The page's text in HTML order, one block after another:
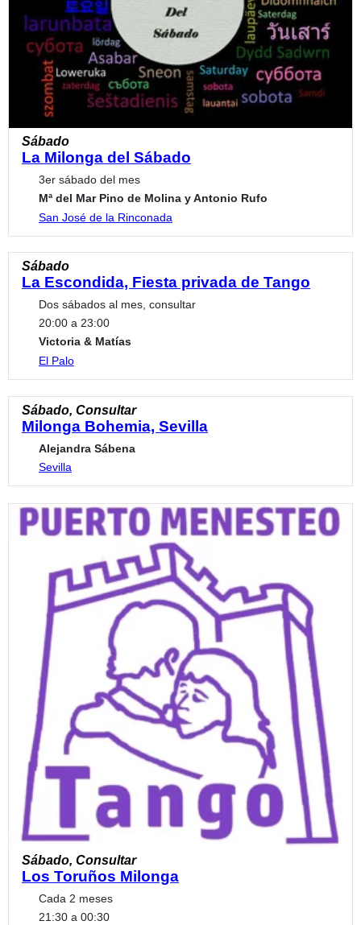
Sábado
La Milonga del Sábado
3er sábado del mes
Mª del Mar Pino de Molina y Antonio Rufo
San José de la Rinconada
Sábado
La Escondida, Fiesta privada de Tango
Dos sábados al mes, consultar
20:00 a 23:00
Victoria & Matías
El Palo
Sábado, Consultar
Milonga Bohemia, Sevilla
Alejandra Sábena
Sevilla
Sábado, Consultar
Los Toruños Milonga
Cada 2 meses
21:30 a 00:30